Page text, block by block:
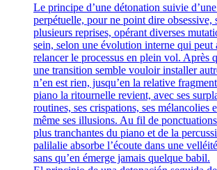
Le principe d’une détonation suivie
perpétuelle, pour ne point dire obsessive,
plusieurs reprises, opérant diverses
sein, selon une évolution interne qui peut
relancer le processus en plein vol. Après
une transition semble vouloir installer
n’en est rien, jusqu’en la relative
piano la ritournelle revient, avec ses
routines, ses crispations, ses mélancolies
même ses illusions. Au fil de
plus tranchantes du piano et de la
palilalie absorbe l’écoute dans une
sans qu’en émerge jamais quelque babil.